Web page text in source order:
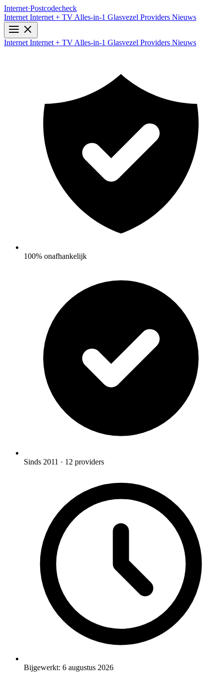
Internet·Postcodecheck
Internet Internet + TV Alles-in-1 Glasvezel Providers Nieuws
Internet Internet + TV Alles-in-1 Glasvezel Providers Nieuws
100% onafhankelijk
Sinds 2011 · 12 providers
Bijgewerkt: 6 augustus 2026